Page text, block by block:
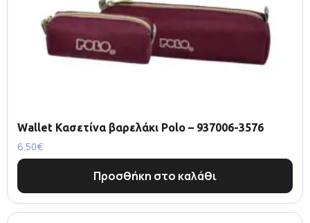
Wallet Κασετίνα βαρελάκι Polo – 937006-3576
6.50€
Προσθήκη στο καλάθι